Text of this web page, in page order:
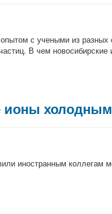
с учеными из
В чем
ионы
иностранным коллегам